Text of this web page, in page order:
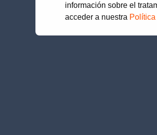
información sobre el
acceder a nuestra